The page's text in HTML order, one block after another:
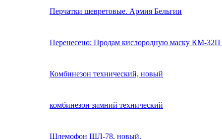
Перчатки шевретовые. Армия Бельгии
Перенесено: Продам кислородную маску КМ-32П
Комбинезон технический, новый
комбинезон зимний технический
Шлемофон ШЛ-78, новый.